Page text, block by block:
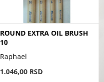
ROUND EXTRA OIL BRUSH
10
Raphael
1.046,00 RSD